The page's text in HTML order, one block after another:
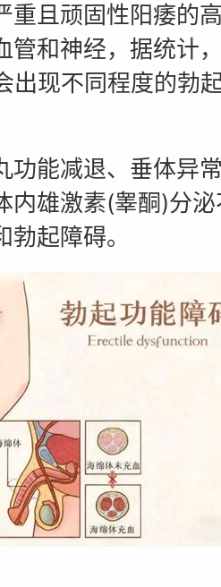
且顽固性阳痿的
管和神经，据统计
出现不同程度的勃
能减退、垂体异
内雄激素(睾酮)分泌
起障碍。